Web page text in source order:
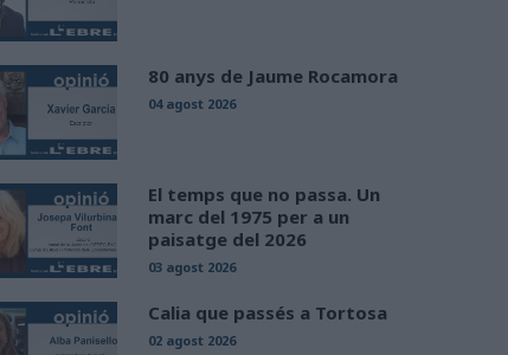
80 anys de Jaume Rocamora
04 agost 2026
El temps que no passa. Un
marc del 1975 per a un
paisatge del 2026
03 agost 2026
Calia que passés a Tortosa
02 agost 2026